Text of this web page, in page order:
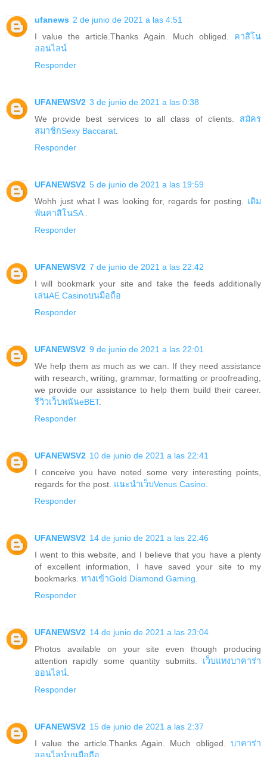
ufanews 2 de junio de 2021 a las 4:51
I value the article.Thanks Again. Much obliged. คาสิโน
ออนไลน์
Responder
UFANEWSV2 3 de junio de 2021 a las 0:38
We provide best services to all class of clients. สมัคร
สมาชิกSexy Baccarat.
Responder
UFANEWSV2 5 de junio de 2021 a las 19:59
Wohh just what I was looking for, regards for posting. เดิม
พันคาสิโนSA.
Responder
UFANEWSV2 7 de junio de 2021 a las 22:42
I will bookmark your site and take the feeds additionally
เล่นAE Casinoบนมือถือ
Responder
UFANEWSV2 9 de junio de 2021 a las 22:01
We help them as much as we can. If they need assistance
with research, writing, grammar, formatting or proofreading,
we provide our assistance to help them build their career.
รีวิวเว็บพนันeBET.
Responder
UFANEWSV2 10 de junio de 2021 a las 22:41
I conceive you have noted some very interesting points,
regards for the post. แนะนำเว็บVenus Casino.
Responder
UFANEWSV2 14 de junio de 2021 a las 22:46
I went to this website, and I believe that you have a plenty
of excellent information, I have saved your site to my
bookmarks. ทางเข้าGold Diamond Gaming.
Responder
UFANEWSV2 14 de junio de 2021 a las 23:04
Photos available on your site even though producing
attention rapidly some quantity submits. เว็บแทงบาคาร่า
ออนไลน์
Responder
UFANEWSV2 15 de junio de 2021 a las 2:37
I value the article.Thanks Again. Much obliged. บาคาร่า